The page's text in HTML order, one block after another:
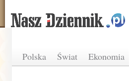
Polska Świat Ekonomia